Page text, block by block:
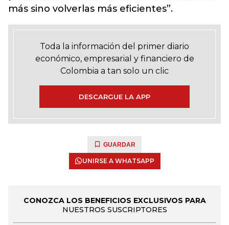
más sino volverlas más eficientes”.
Toda la información del primer diario
económico, empresarial y financiero de
Colombia a tan solo un clic
DESCARGUE LA APP
GUARDAR
UNIRSE A WHATSAPP
CONOZCA LOS BENEFICIOS EXCLUSIVOS PARA
NUESTROS SUSCRIPTORES